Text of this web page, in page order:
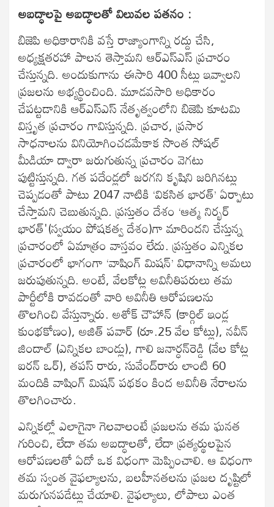
అబద్ధాలపై అబద్ధాలతో విలువల పతనం :
బిజెపి అధికారానికి వస్తే రాజ్యాంగాన్ని రద్దు చేసి,
అధ్యక్షతరహా పాలన తెస్తామని ఆర్‌ఎస్‌ఎస్‌ ప్రచారం
చేస్తున్నది. అందుకుగాను ఈసారి 400 సీట్లు ఇవ్వాలని
ప్రజలను అభ్యర్థించింది. మూడవసారి అధికారం
చేపట్టడానికి ఆర్‌ఎస్‌ఎస్‌ నేతృత్వంలోని బిజెపి కూటమి
విస్తృత ప్రచారం గావిస్తున్నది. ప్రచార, ప్రసార
సాధనాలను వినియోగించడమేకాక సొంత సోషల్‌
మీడియా ద్వారా జరుగుతున్న ప్రచారం వెగటు
పుట్టిస్తున్నది. గత పదేండ్లలో జరగని కృషిని జరిగినట్లు
చెప్పడంతో పాటు 2047 నాటికి ‘వికసిత భారత్‌’ ఏర్పాటు
చేస్తామని చెబుతున్నది. ప్రస్తుతం దేశం ‘ఆత్మ నిర్భర్‌
భారత్‌'(స్వయం పోషకత్వ దేశం)గా మారిందని చేస్తున్న
ప్రచారంలో ఏమాత్రం వాస్తవం లేదు. ప్రస్తుతం ఎన్నికల
ప్రచారంలో భాగంగా ‘వాషింగ్‌ మిషన్‌’ విధానాన్ని అమలు
జరుపుతున్నది. అంటే, వేలకోట్ల అవినీతిపరులు తమ
పార్టీలోకి రావడంతో వారి అవినీతి ఆరోపణలను
తొలగించి వేస్తున్నారు. అశోక్‌ చౌహాన్‌ (కార్గిల్‌ ఇండ్ల
కుంభకోణం), అజిత్‌ పవార్‌ (రూ.25 వేల కోట్లు), నవీన్‌
జిందాల్‌ (ఎన్నికల బాండ్లు), గాలి జనార్ధన్‌రెడ్డి (వేల కోట్ల
ఐరన్‌ ఒర్‌), తపస్‌ రారు, సువేంద్‌రారు లాంటి 60
మందికి వాషింగ్‌ మిషన్‌ పథకం కింద అవినీతి నేరాలను
తొలగించారు.
ఎన్నికల్లో ఎలాగైనా గెలవాలంటే ప్రజలను తమ ఘనత
గురించి, లేదా తమ అబద్ధాలతో, లేదా ప్రత్యర్థులపైన
ఆరోపణలతో ఏదో ఒక విధంగా మెప్పించాలి. ఆ విధంగా
తమ స్వంత వైఫల్యాలను, బలహీనతలను ప్రజల దృష్టిలో
మరుగునపడేట్లు చేయాలి. వైఫల్యాలు, లోపాలు ఎంత